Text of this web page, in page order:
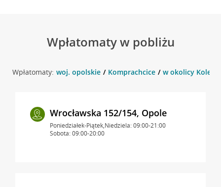
Wpłatomaty w pobliżu
Wpłatomaty: woj. opolskie Komprachcice w okolicy
Wrocławska 152/154, Opole
Poniedziałek-Piątek,Niedziela: 09:00-21:00
Sobota: 09:00-20:00